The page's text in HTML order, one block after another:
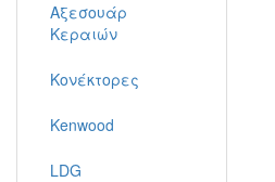
Αξεσουάρ
Κεραιών
Κονέκτορες
Kenwood
LDG